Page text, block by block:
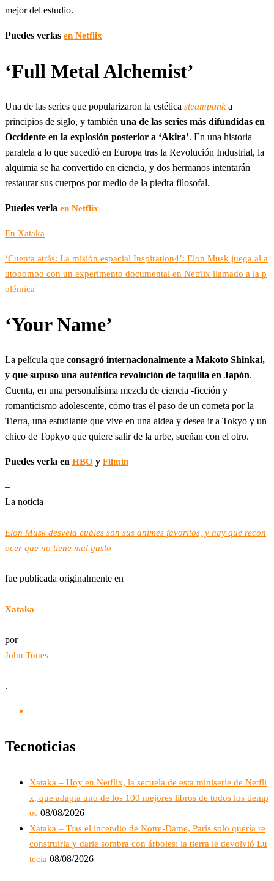
mejor del estudio.
Puedes verlas en Netflix
‘Full Metal Alchemist’
Una de las series que popularizaron la estética steampunka
principios de siglo, y también una de las series más difundidas en
Occidente en la explosión posterior a ‘Akira’. En una historia
paralela a lo que sucedió en Europa tras la Revolución Industrial, la
alquimia se ha convertido en ciencia, y dos hermanos intentarán
restaurar sus cuerpos por medio de la piedra filosofal.
Puedes verla en Netflix
En Xataka
‘Cuenta atrás: La misión espacial Inspiration4’: Elon Musk juega al a
utobombo con un experimento documental en Netflix llamado a la p
olémica
‘Your Name’
La película que consagró internacionalmente a Makoto Shinkai,
y que supuso una auténtica revolución de taquilla en Japón.
Cuenta, en una personalísima mezcla de ciencia -ficción y
romanticismo adolescente, cómo tras el paso de un cometa por la
Tierra, una estudiante que vive en una aldea y desea ir a Tokyo y un
chico de Topkyo que quiere salir de la urbe, sueñan con el otro.
Puedes verla en HBO y Filmin
–
La noticia
Elon Musk desvela cuáles son sus animes favoritos, y hay que recon
ocer que no tiene mal gusto
fue publicada originalmente en
Xataka
por
John Tones
.
Tecnoticias
Xataka – Hoy en Netflix, la secuela de esta miniserie de Netfli
x, que adapta uno de los 100 mejores libros de todos los tiemp
os 08/08/2026
Xataka – Tras el incendio de Notre-Dame, París solo quería re
construirla y darle sombra con árboles: la tierra le devolvió Lu
tecia 08/08/2026